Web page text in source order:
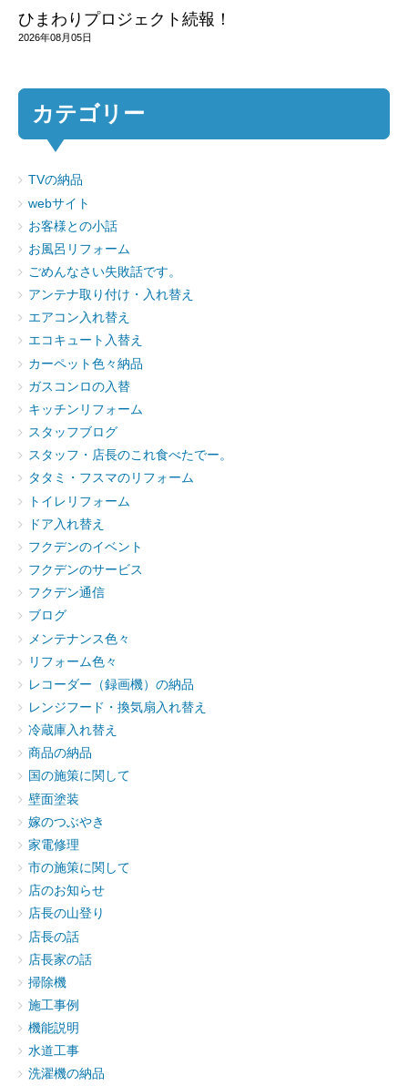
ひまわりプロジェクト続報！
2026年08月05日
カテゴリー
TVの納品
webサイト
お客様との小話
お風呂リフォーム
ごめんなさい失敗話です。
アンテナ取り付け・入れ替え
エアコン入れ替え
エコキュート入替え
カーペット色々納品
ガスコンロの入替
キッチンリフォーム
スタッフブログ
スタッフ・店長のこれ食べたでー。
タタミ・フスマのリフォーム
トイレリフォーム
ドア入れ替え
フクデンのイベント
フクデンのサービス
フクデン通信
ブログ
メンテナンス色々
リフォーム色々
レコーダー（録画機）の納品
レンジフード・換気扇入れ替え
冷蔵庫入れ替え
商品の納品
国の施策に関して
壁面塗装
嫁のつぶやき
家電修理
市の施策に関して
店のお知らせ
店長の山登り
店長の話
店長家の話
掃除機
施工事例
機能説明
水道工事
洗濯機の納品